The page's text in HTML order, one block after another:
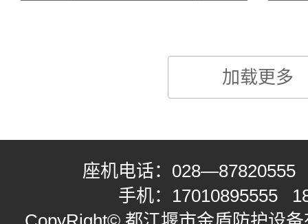
加载更多
座机电话： 028—87820555
手机： 17010895555